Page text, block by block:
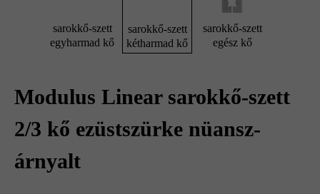
sarokkő-szett
egyharmad kő
sarokkő-szett
kétharmad kő
sarokkő-szett
egész kő
Modulus Linear sarokkő-szett
2/3 kő ezüstszürke nüansz-
árnyalt